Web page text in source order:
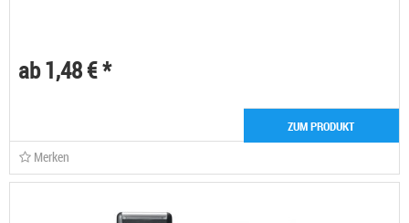
ab 1,48 € *
ZUM PRODUKT
Merken